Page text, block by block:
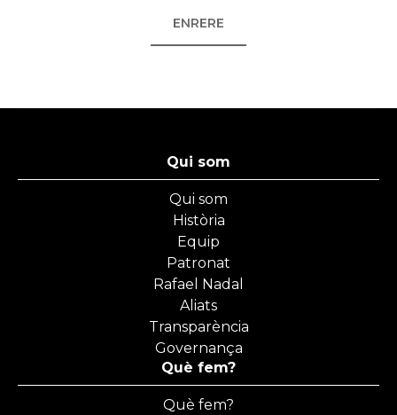
ENRERE
Qui som
Qui som
Història
Equip
Patronat
Rafael Nadal
Aliats
Transparència
Governança
Què fem?
Què fem?